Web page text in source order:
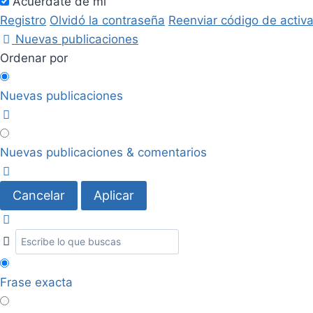
Registro Olvidó la contraseña Reenviar código de
Nuevas publicaciones
Ordenar por
Nuevas publicaciones
Nuevas publicaciones & comentarios
Cancelar Aplicar
Frase exacta